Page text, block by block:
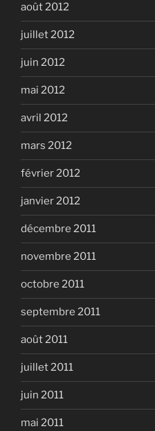
août 2012
juillet 2012
juin 2012
mai 2012
avril 2012
mars 2012
février 2012
janvier 2012
décembre 2011
novembre 2011
octobre 2011
septembre 2011
août 2011
juillet 2011
juin 2011
mai 2011